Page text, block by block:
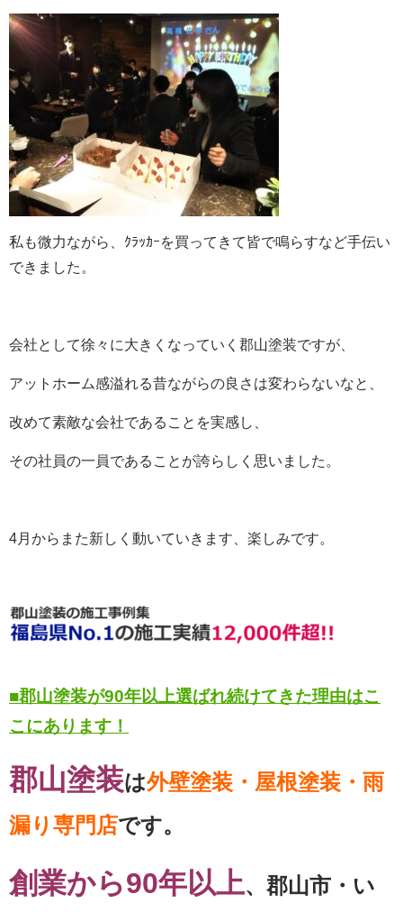
私も微力ながら、ｸﾗｯｶｰを買ってきて皆で鳴らすなど手伝い
できました。
会社として徐々に大きくなっていく郡山塗装ですが、
アットホーム感溢れる昔ながらの良さは変わらないなと、
改めて素敵な会社であることを実感し、
その社員の一員であることが誇らしく思いました。
4月からまた新しく動いていきます、楽しみです。
■郡山塗装が90年以上選ばれ続けてきた理由はこ
こにあります！
郡山塗装は外壁塗装・屋根塗装・雨
漏り専門店です。
創業から90年以上、郡山市・い